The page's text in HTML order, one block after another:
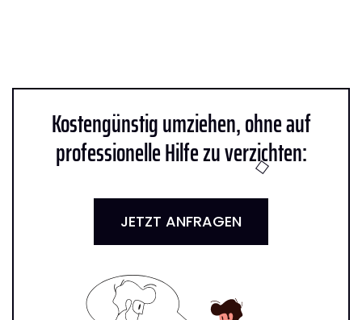
Kostengünstig umziehen, ohne auf
professionelle Hilfe zu verzichten:
JETZT ANFRAGEN